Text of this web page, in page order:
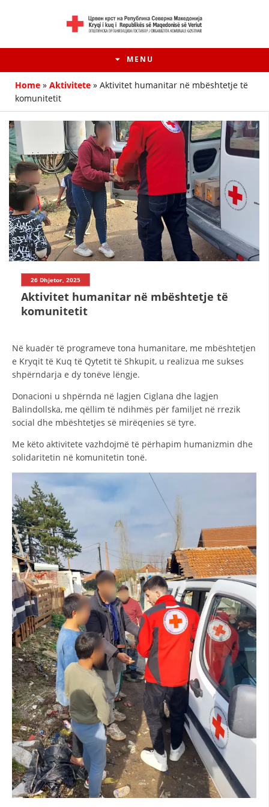
MENU
HISTORIA E LËVIZJES
HISTORIA E KRYQIT TË KUQ
STRUKTURA E ORGANIZATËS
KONTAKT INFORMACIONE
LIGJI I KRYQIT TË KUQ
STATUTI I KRYQIT TË KUQ
ORGANIZIMI DHE ZHVILLIMI
NIVELI I STRUKTURËS ORGANIZATIVE
DISEMINIMI
DREJTA NDERKOMBETARE HUMANITARE
PROMOVIMI I VLERAVE HUMANE
PËRDORIMIN DHE MBROJTJEN E STEMËS
SOCIALO-HUMANITARE
SI TË JEPNI DONACIONE
PËRGATITSHMËRI DHE VEPRIM GJATË KATASTROFAVE
EKIPE PËRGJIGJE DISASTER
STACIONIN E UJIT SHPËTIMIT – VODNO
EOK E CK
PROJEKTE
MARRDHËNJE ME PUBLIKUN
HULUMTIMI I OPINIONIT PUBLIK
Home » Aktivitete » Aktivitet humanitar në mbështetje të
komunitetit
26 Dhjetor, 2025
Aktivitet humanitar në mbështetje të
komunitetit
Në kuadër të programeve tona humanitare, me mbështetjen
e Kryqit të Kuq të Qytetit të Shkupit, u realizua me sukses
shpërndarja e dy tonëve lëngje.
Donacioni u shpërnda në lagjen Ciglana dhe lagjen
Balindollska, me qëllim të ndihmës për familjet në rrezik
social dhe mbështetjes së mirëqenies së tyre.
Me këto aktivitete vazhdojmë të përhapim humanizmin dhe
solidaritetin në komunitetin tonë.